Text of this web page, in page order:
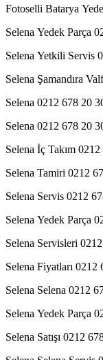
Fotoselli Batarya
Selena Yedek Parça
Selena Yetkili Servis
Selena Şamandıra
Selena 0212 678 20
Selena 0212 678 20
Selena İç Takım
Selena Tamiri 0212
Selena Servis 0212
Selena Yedek Parça
Selena Servisleri
Selena Fiyatları 0212
Selena Selena 0212
Selena Yedek Parça
Selena Satışı 0212